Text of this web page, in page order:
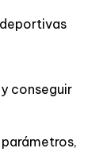
conseguir